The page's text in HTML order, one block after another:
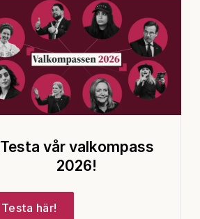
Testa vår valkompass
2026!
Testa här!